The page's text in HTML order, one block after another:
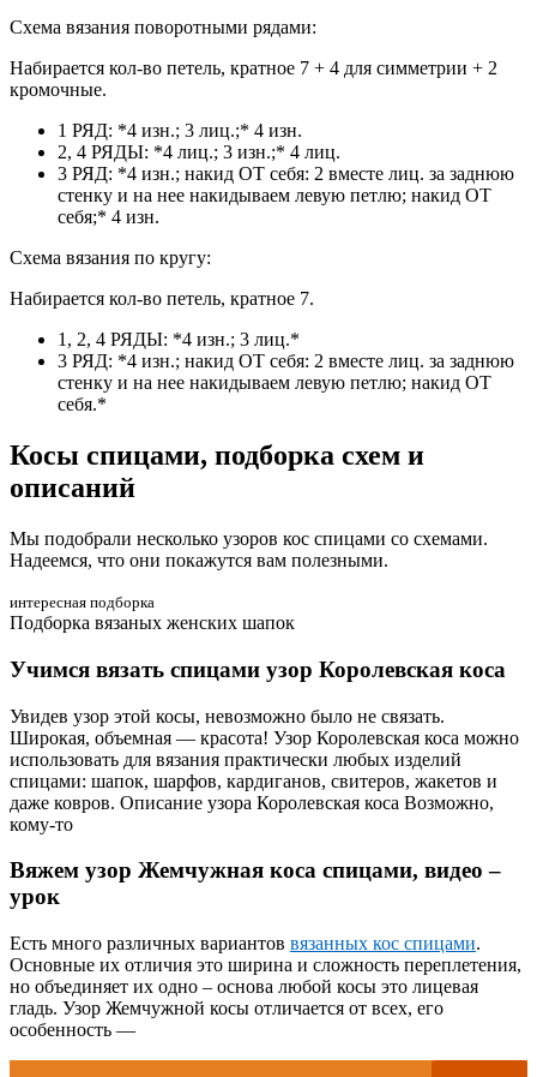
Схема вязания поворотными рядами:
Набирается кол-во петель, кратное 7 + 4 для симметрии + 2
кромочные.
1 РЯД: *4 изн.; 3 лиц.;* 4 изн.
2, 4 РЯДЫ: *4 лиц.; 3 изн.;* 4 лиц.
3 РЯД: *4 изн.; накид ОТ себя: 2 вместе лиц. за заднюю
стенку и на нее накидываем левую петлю; накид ОТ
себя;* 4 изн.
Схема вязания по кругу:
Набирается кол-во петель, кратное 7.
1, 2, 4 РЯДЫ: *4 изн.; 3 лиц.*
3 РЯД: *4 изн.; накид ОТ себя: 2 вместе лиц. за заднюю
стенку и на нее накидываем левую петлю; накид ОТ
себя.*
Косы спицами, подборка схем и
описаний
Мы подобрали несколько узоров кос спицами со схемами.
Надеемся, что они покажутся вам полезными.
интересная подборка
Подборка вязаных женских шапок
Учимся вязать спицами узор Королевская коса
Увидев узор этой косы, невозможно было не связать.
Широкая, объемная — красота! Узор Королевская коса можно
использовать для вязания практически любых изделий
спицами: шапок, шарфов, кардиганов, свитеров, жакетов и
даже ковров. Описание узора Королевская коса Возможно,
кому-то
Вяжем узор Жемчужная коса спицами, видео –
урок
Есть много различных вариантов вязанных кос спицами.
Основные их отличия это ширина и сложность переплетения,
но объединяет их одно – основа любой косы это лицевая
гладь. Узор Жемчужной косы отличается от всех, его
особенность —